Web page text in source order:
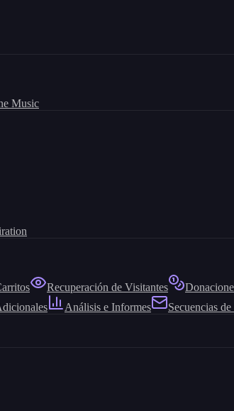
Music
Recuperación de Visitantes
Análisis e Informes Secuencias